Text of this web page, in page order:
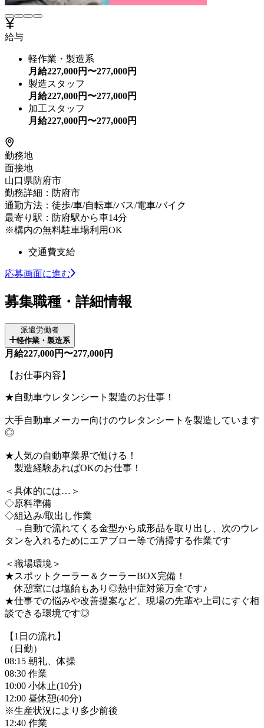
給与
軽作業・製造系
月給227,000円〜277,000円
製造スタッフ
月給227,000円〜277,000円
加工スタッフ
月給227,000円〜277,000円
勤務地
面接地
山口県防府市
勤務詳細：防府市
通勤方法：徒歩/車/自転車/バス/電車/バイク
最寄り駅：防府駅から車14分
※構内の無料駐車場利用OK
交通費支給
応募画面に進む
募集職種・詳細情報
派遣労働者
軽作業・製造系
月給227,000円〜277,000円
【お仕事内容】
★自動車ウレタンシート製造のお仕事！
大手自動車メーカー向けのウレタンシートを製造しています
◎
★人気の自動車業界で働ける！
製造経験あればOKのお仕事！
＜具体的には…＞
◇原料準備
◇組込み/取出し作業
→自動で流れてくる金型から成形品を取り出し、次のウレ
タンを入れるためにエアブロー等で清掃する作業です
＜職場環境＞
★スポットクーラー＆クーラーBOX完備！
休憩室には塩飴もあり◎熱中症対策万全です♪
★仕事での悩みや改善提案など、現場の先輩や上司にすぐ相
談できる環境です◎
【1日の流れ】
（日勤）
08:15 朝礼、体操
08:30 作業
10:00 小休止(10分)
12:00 昼休憩(40分)
※生産状況により多少前後
12:40 作業